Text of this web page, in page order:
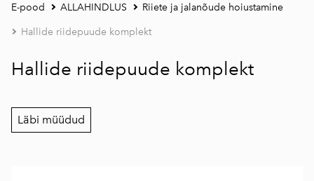
E-pood ALLAHINDLUS Riiete ja jalanõude hoiustamine
Hallide riidepuude komplekt
Hallide riidepuude komplekt
Läbi müüdud